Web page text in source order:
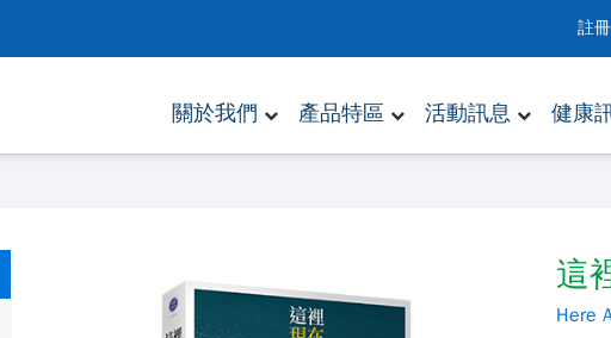
註冊
關於我們 產品特區 活動訊息 健康
這
Here